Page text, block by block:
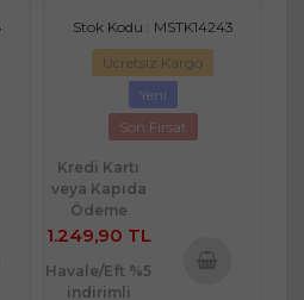
Goodnight
Stok Kodu : MSTK14243
Ücretsiz Kargo
Yeni
Son Fırsat
Kredi Kartı
veya Kapıda
Ödeme
1.249,90 TL
Havale/Eft %5
indirimli